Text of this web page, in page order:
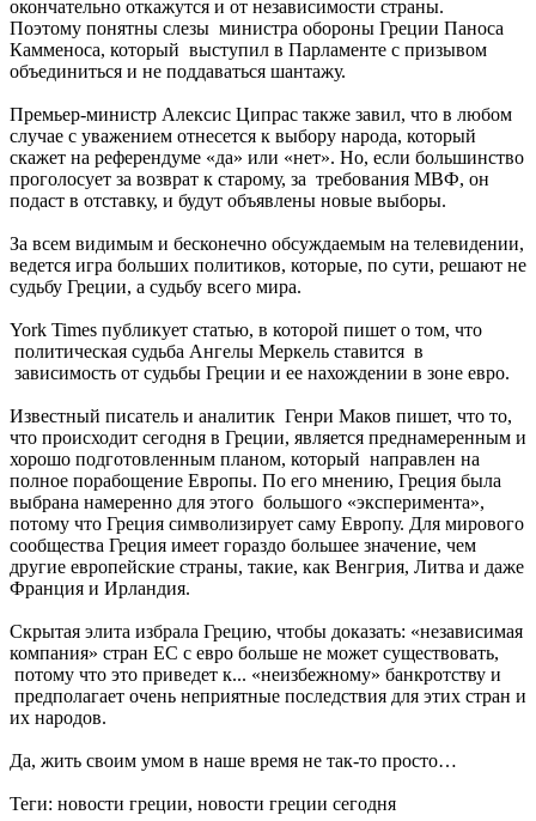
окончательно откажутся и от независимости страны.
Поэтому понятны слезы министра обороны Греции Паноса
Камменоса, который выступил в Парламенте с призывом
объединиться и не поддаваться шантажу.
Премьер-министр Алексис Ципрас также завил, что в любом
случае с уважением отнесется к выбору народа, который
скажет на референдуме «да» или «нет». Но, если большинство
проголосует за возврат к старому, за требования МВФ, он
подаст в отставку, и будут объявлены новые выборы.
За всем видимым и бесконечно обсуждаемым на телевидении,
ведется игра больших политиков, которые, по сути, решают не
судьбу Греции, а судьбу всего мира.
York Times публикует статью, в которой пишет о том, что
политическая судьба Ангелы Меркель ставится в
зависимость от судьбы Греции и ее нахождении в зоне евро.
Известный писатель и аналитик Генри Маков пишет, что то,
что происходит сегодня в Греции, является преднамеренным и
хорошо подготовленным планом, который направлен на
полное порабощение Европы. По его мнению, Греция была
выбрана намеренно для этого большого «эксперимента»,
потому что Греция символизирует саму Европу. Для мирового
сообщества Греция имеет гораздо большее значение, чем
другие европейские страны, такие, как Венгрия, Литва и даже
Франция и Ирландия.
Скрытая элита избрала Грецию, чтобы доказать: «независимая
компания» стран ЕС с евро больше не может существовать,
потому что это приведет к... «неизбежному» банкротству и
предполагает очень неприятные последствия для этих стран и
их народов.
Да, жить своим умом в наше время не так-то просто…
Теги: новости греции, новости греции сегодня